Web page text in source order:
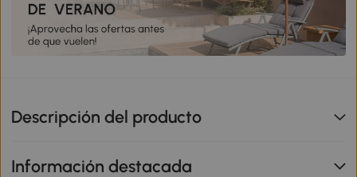
Descripción del producto
Información destacada